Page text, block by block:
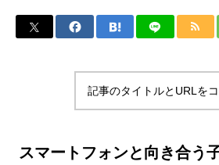
記事のタイトルとURLを
スマートフォンと向き合う